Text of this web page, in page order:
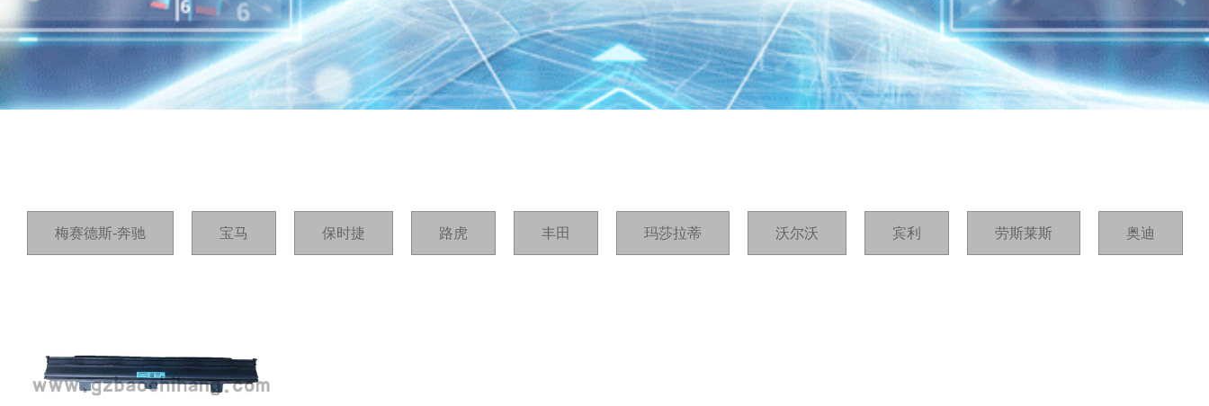
梅赛德斯-奔驰 宝马 保时捷 路虎 丰田 玛莎拉蒂 沃尔沃 宾利 劳斯莱斯 奥迪